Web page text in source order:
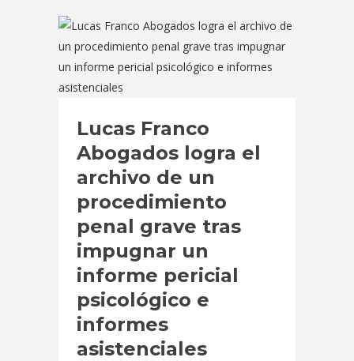
Lucas Franco
Abogados logra el
archivo de un
procedimiento
penal grave tras
impugnar un
informe pericial
psicológico e
informes
asistenciales